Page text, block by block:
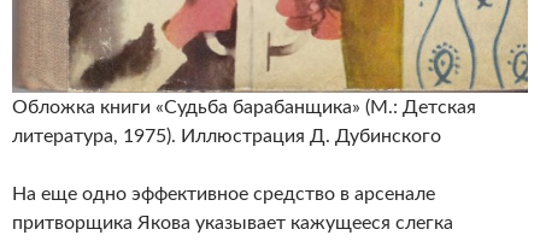
Обложка книги «Судьба барабанщика» (М.: Детская
литература, 1975). Иллюстрация Д. Дубинского
На еще одно эффективное средство в арсенале
притворщика Якова указывает кажущееся слегка